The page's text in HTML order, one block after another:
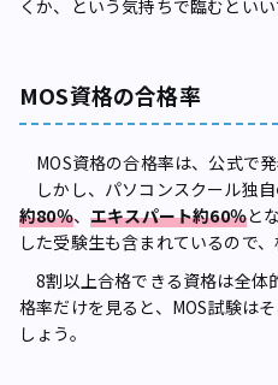
くか、という気持ちで臨むといい
MOS資格の合格率
MOS資格の合格率は、公式で発
しかし、パソコンスクール独
約80％、エキスパート約60％と
した受験生も含まれているので、
8割以上合格できる資格は全体
格率だけを見ると、MOS試験は
しょう。